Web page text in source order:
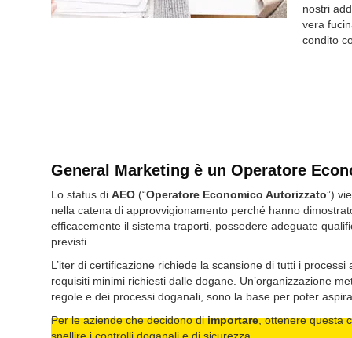
nostri
vera
condito
General Marketing è un Operatore
Lo status di AEO (“Operatore Economico Autorizzato”)
nella catena di approvvigionamento perché hanno
efficacemente il sistema traporti, possedere adeguate
previsti.
L’iter di certificazione richiede la scansione di tutti i
requisiti minimi richiesti dalle dogane. Un’organizzazione
regole e dei processi doganali, sono la base per poter
Per le aziende che decidono diimportare, ottenere questa